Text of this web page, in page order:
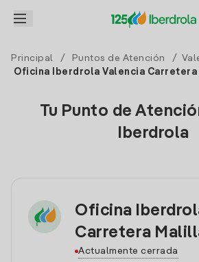
Principal / Puntos de Atención /
Oficina Iberdrola Valencia
Tu Punto de
Iberdrola
Oficina
Carretera
Actualmente cerrada